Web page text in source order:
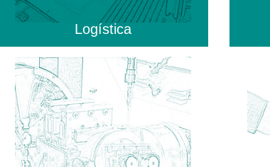
Logística